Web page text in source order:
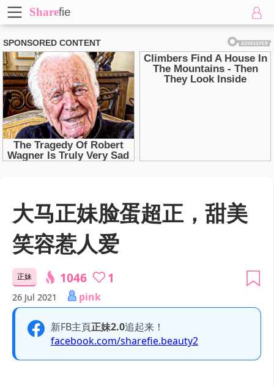
Sharefie
大马正妹脸蛋超正，甜美
笑容惹人爱
正妹 1046 1
26 Jul 2021 pink
新FB主頁正妹2.0追起来！
facebook.com/sharefie.beauty2